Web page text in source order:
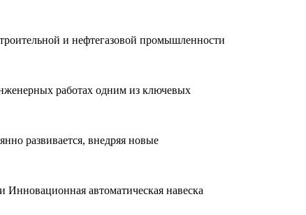
и нефтегазовой промышленности
работах одним из ключевых
развивается, внедряя новые
автоматическая навеска